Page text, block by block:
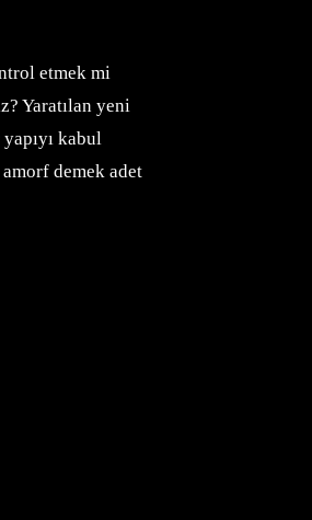
etmek mi
Yaratılan yeni
kabul
demek adet